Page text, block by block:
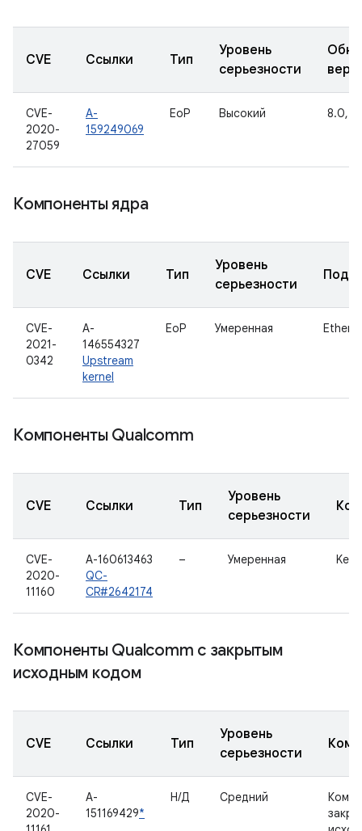
CVE Ссылки Тип
Уровень
серьезности
CVE-
2020-
27059
A-
159249069
EoP Высокий 8.0,
Компоненты ядра
CVE Ссылки Тип
Уровень
серьезности
CVE-
2021-
0342
A-
146554327
Upstream
kernel
EoP Умеренная
Компоненты Qualcomm
CVE Ссылки Тип
Уровень
серьезности
CVE-
2020-
11160
A-160613463
QC-
CR#2642174
– Умеренная
Компоненты Qualcomm с закрытым
исходным кодом
CVE Ссылки Тип
Уровень
серьезности
CVE-
2020-
A-
151169429*
Н/Д Средний